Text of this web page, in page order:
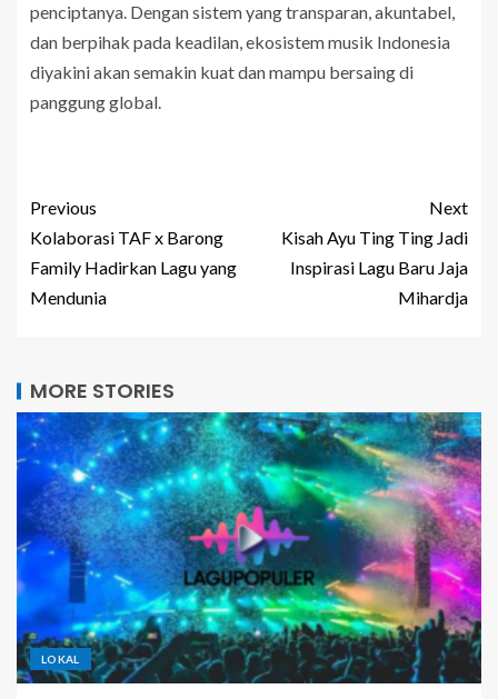
penciptanya. Dengan sistem yang transparan, akuntabel,
dan berpihak pada keadilan, ekosistem musik Indonesia
diyakini akan semakin kuat dan mampu bersaing di
panggung global.
Previous
Kolaborasi TAF x Barong
Family Hadirkan Lagu yang
Mendunia
Next
Kisah Ayu Ting Ting Jadi
Inspirasi Lagu Baru Jaja
Mihardja
MORE STORIES
LOKAL